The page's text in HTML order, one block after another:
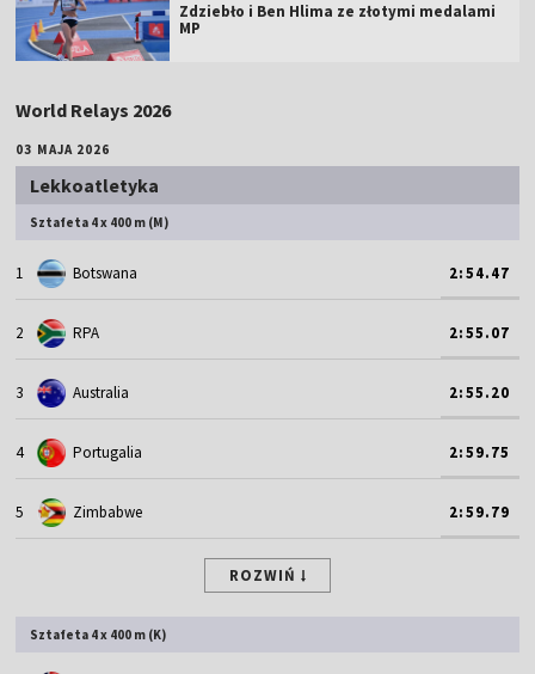
Zdziebło i Ben Hlima ze złotymi medalami
MP
World Relays 2026
03 MAJA 2026
Lekkoatletyka
Sztafeta 4 x 400 m (M)
1 Botswana 2:54.47
2 RPA 2:55.07
3 Australia 2:55.20
4 Portugalia 2:59.75
5 Zimbabwe 2:59.79
ROZWIŃ
Sztafeta 4 x 400 m (K)